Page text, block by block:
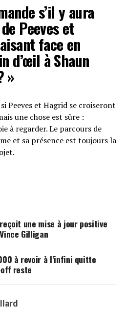
s’il y aura
Peeves et
face en
d’œil à Shaun
»
Peeves et Hagrid se croiseront
une chose est sûre :
à regarder. Le parcours de
et sa présence est toujours la
une mise à jour positive
Gilligan
à revoir à l’infini quitte
reste